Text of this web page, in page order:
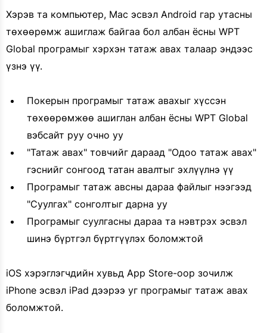
Хэрэв та компьютер, Mac эсвэл Android гар утасны
төхөөрөмж ашиглаж байгаа бол албан ёсны WPT
Global програмыг хэрхэн татаж авах талаар эндээс
үзнэ үү.
Покерын програмыг татаж авахыг хүссэн
төхөөрөмжөө ашиглан албан ёсны WPT Global
вэбсайт руу очно уу
"Татаж авах" товчийг дараад "Одоо татаж авах"
гэснийг сонгоод татан авалтыг эхлүүлнэ үү
Програмыг татаж авсны дараа файлыг нээгээд
"Суулгах" сонголтыг дарна уу
Програмыг суулгасны дараа та нэвтрэх эсвэл
шинэ бүртгэл бүртгүүлэх боломжтой
iOS хэрэглэгчдийн хувьд App Store-оор зочилж
iPhone эсвэл iPad дээрээ уг програмыг татаж авах
боломжтой.